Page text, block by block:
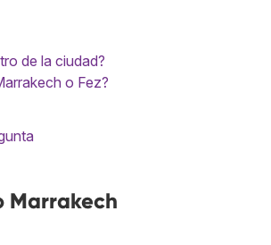
de la ciudad?
o Fez?
Marrakech